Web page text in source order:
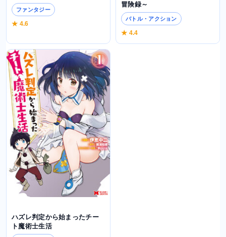
ファンタジー
★ 4.6
冒険録～
バトル・アクション
★ 4.4
ハズレ判定から始まったチー
ト魔術士生活